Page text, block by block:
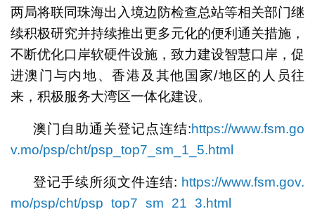
两局将联同珠海出入境边防检查总站等相关部门继
续积极研究并持续推出更多元化的便利通关措施，
不断优化口岸软硬件设施，致力建设智慧口岸，促
进澳门与内地、香港及其他国家/地区的人员往
来，积极服务大湾区一体化建设。
澳门自助通关登记点连结:https://www.fsm.go
v.mo/psp/cht/psp_top7_sm_1_5.html
登记手续所须文件连结: https://www.fsm.gov.
mo/psp/cht/psp_top7_sm_21_3.html